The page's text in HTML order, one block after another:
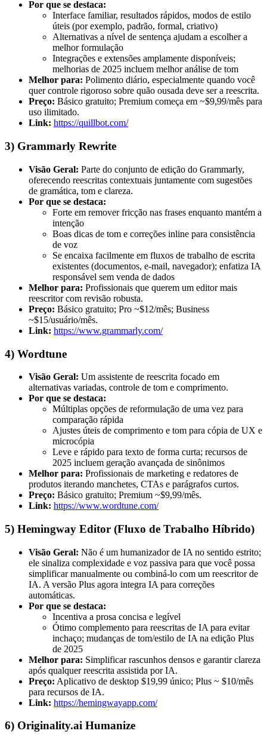
Por que se destaca:
Interface familiar, resultados rápidos, modos de estilo
úteis (por exemplo, padrão, formal, criativo)
Alternativas a nível de sentença ajudam a escolher a
melhor formulação
Integrações e extensões amplamente disponíveis;
melhorias de 2025 incluem melhor análise de tom
Melhor para: Polimento diário, especialmente quando você
quer controle rigoroso sobre quão ousada deve ser a reescrita.
Preço: Básico gratuito; Premium começa em ~$9,99/mês para
uso ilimitado.
Link: https://quillbot.com/
3) Grammarly Rewrite
Visão Geral: Parte do conjunto de edição do Grammarly,
oferecendo reescritas contextuais juntamente com sugestões
de gramática, tom e clareza.
Por que se destaca:
Forte em remover fricção nas frases enquanto mantém a
intenção
Boas dicas de tom e correções inline para consistência
de voz
Se encaixa facilmente em fluxos de trabalho de escrita
existentes (documentos, e-mail, navegador); enfatiza IA
responsável sem venda de dados
Melhor para: Profissionais que querem um editor mais
reescritor com revisão robusta.
Preço: Básico gratuito; Pro ~$12/mês; Business
~$15/usuário/mês.
Link: https://www.grammarly.com/
4) Wordtune
Visão Geral: Um assistente de reescrita focado em
alternativas variadas, controle de tom e comprimento.
Por que se destaca:
Múltiplas opções de reformulação de uma vez para
comparação rápida
Ajustes úteis de comprimento e tom para cópia de UX e
microcópia
Leve e rápido para texto de forma curta; recursos de
2025 incluem geração avançada de sinônimos
Melhor para: Profissionais de marketing e redatores de
produtos iterando manchetes, CTAs e parágrafos curtos.
Preço: Básico gratuito; Premium ~$9,99/mês.
Link: https://www.wordtune.com/
5) Hemingway Editor (Fluxo de Trabalho Híbrido)
Visão Geral: Não é um humanizador de IA no sentido estrito;
ele sinaliza complexidade e voz passiva para que você possa
simplificar manualmente ou combiná-lo com um reescritor de
IA. A versão Plus agora integra IA para correções
automáticas.
Por que se destaca:
Incentiva a prosa concisa e legível
Ótimo complemento para reescritas de IA para evitar
inchaço; mudanças de tom/estilo de IA na edição Plus
de 2025
Melhor para: Simplificar rascunhos densos e garantir clareza
após qualquer reescrita assistida por IA.
Preço: Aplicativo de desktop $19,99 único; Plus ~ $10/mês
para recursos de IA.
Link: https://hemingwayapp.com/
6) Originality.ai Humanize